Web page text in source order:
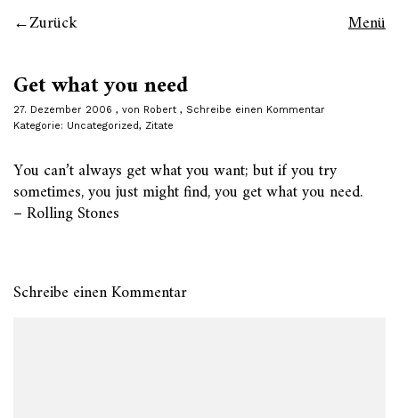
Zurück Menü
Get what you need
27. Dezember 2006 von Robert
Schreibe einen Kommentar
Kategorie: Uncategorized, Zitate
You can’t always get what you want; but if you try
sometimes, you just might find, you get what you need.
– Rolling Stones
Schreibe einen Kommentar